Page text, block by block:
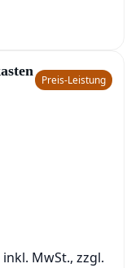
Preis‑Leistung
inkl. MwSt., zzgl.